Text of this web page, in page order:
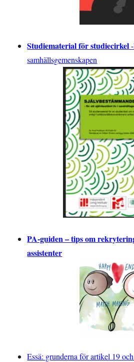
Studiematerial för studiecirkel-
samhällsgemenskapen
PA-guiden – tips om
assistenter
Essä: grunderna för artikel 19